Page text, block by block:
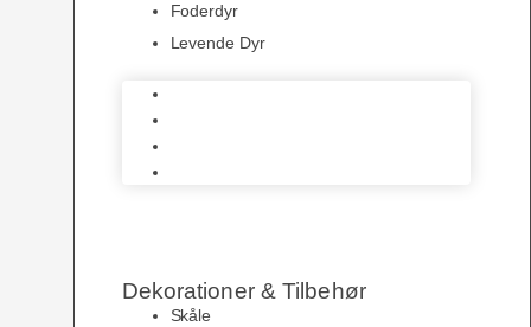
Foderdyr
Levende Dyr
Dekorationer & Tilbehør
Skåle